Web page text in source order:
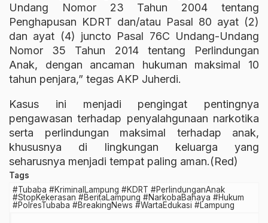
Undang Nomor 23 Tahun 2004 tentang
Penghapusan KDRT dan/atau Pasal 80 ayat (2)
dan ayat (4) juncto Pasal 76C Undang-Undang
Nomor 35 Tahun 2014 tentang Perlindungan
Anak, dengan ancaman hukuman maksimal 10
tahun penjara,” tegas AKP Juherdi.
Kasus ini menjadi pengingat pentingnya
pengawasan terhadap penyalahgunaan narkotika
serta perlindungan maksimal terhadap anak,
khususnya di lingkungan keluarga yang
seharusnya menjadi tempat paling aman.(Red)
Tags
#Tubaba #KriminalLampung #KDRT #PerlindunganAnak
#StopKekerasan #BeritaLampung #NarkobaBahaya #Hukum
#PolresTubaba #BreakingNews #WartaEdukasi #Lampung